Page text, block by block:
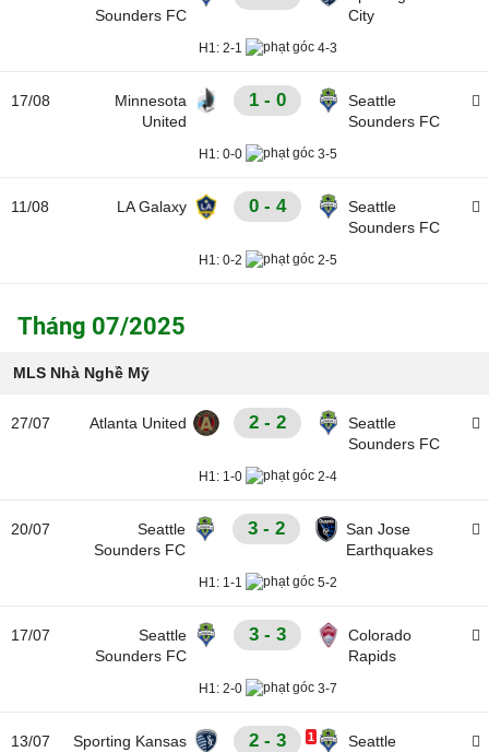
Sounders FC
City
H1: 2-1 4-3
17/08
Minnesota
United
1 - 0
Seattle
Sounders FC
H1: 0-0 3-5
11/08 LA Galaxy 0 - 4
Seattle
Sounders FC
H1: 0-2 2-5
Tháng 07/2025
MLS Nhà Nghề Mỹ
27/07 Atlanta United 2 - 2
Seattle
Sounders FC
H1: 1-0 2-4
20/07
Seattle
Sounders FC
3 - 2
San Jose
Earthquakes
H1: 1-1 5-2
17/07
Seattle
Sounders FC
3 - 3
Colorado
Rapids
H1: 2-0 3-7
13/07
Sporting Kansas
2 - 3
Seattle
1